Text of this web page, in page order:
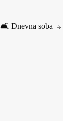
🛋️ Dnevna soba